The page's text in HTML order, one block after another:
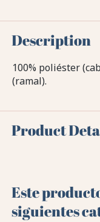
Description
100% poliéster
(ramal).
Product
Este
siguientes